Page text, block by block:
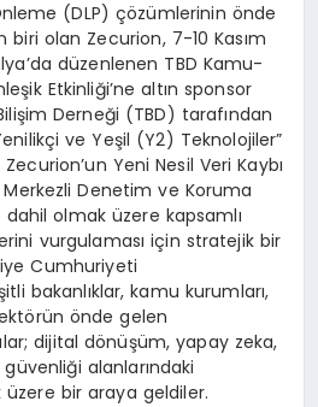
(DLP) çözümlerinin önde
biri olan Zecurion, 7-10 Kasım
düzenlenen TBD Kamu-
Etkinliği’ne altın sponsor
Derneği (TBD) tarafından
ve Yeşil (Y2) Teknolojiler”
Yeni Nesil Veri Kaybı
Denetim ve Koruma
olmak üzere kapsamlı
vurgulaması için stratejik bir
Cumhuriyeti
bakanlıklar, kamu kurumları,
önde gelen
dijital dönüşüm, yapay zeka,
alanlarındaki
bir araya geldiler.